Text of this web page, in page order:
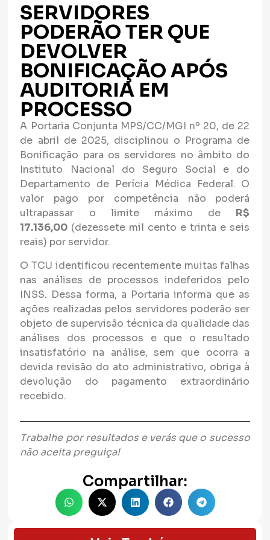
SERVIDORES
PODERÃO TER QUE
DEVOLVER
BONIFICAÇÃO APÓS
AUDITORIA EM
PROCESSO
A Portaria Conjunta MPS/CC/MGI nº 20, de 22
de abril de 2025, disciplinou o Programa de
Bonificação para os servidores no âmbito do
Instituto Nacional do Seguro Social e do
Departamento de Perícia Médica Federal. O
valor pago por competência não poderá
ultrapassar o limite máximo de R$
17.136,00 (dezessete mil cento e trinta e seis
reais) por servidor.
O TCU identificou recentemente muitas falhas
nas análises de processos indeferidos pelo
INSS. Dessa forma, a Portaria informa que as
ações realizadas pelos servidores poderão ser
objeto de supervisão técnica da qualidade das
análises dos processos e que o resultado
insatisfatório na análise, sem que ocorra a
devida revisão do ato administrativo, obriga à
devolução do pagamento extraordinário
recebido.
Trabalhe por resultados e verás que o sucesso
não aceita preguiça!
Compartilhar: